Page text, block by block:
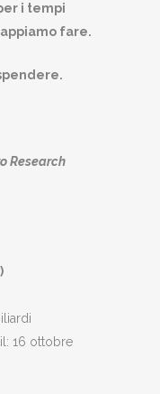
i tempi
fare.
Research
16 ottobre